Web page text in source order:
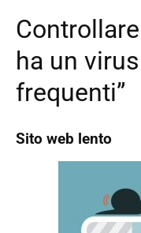
ha un
frequenti”
Sito web lento